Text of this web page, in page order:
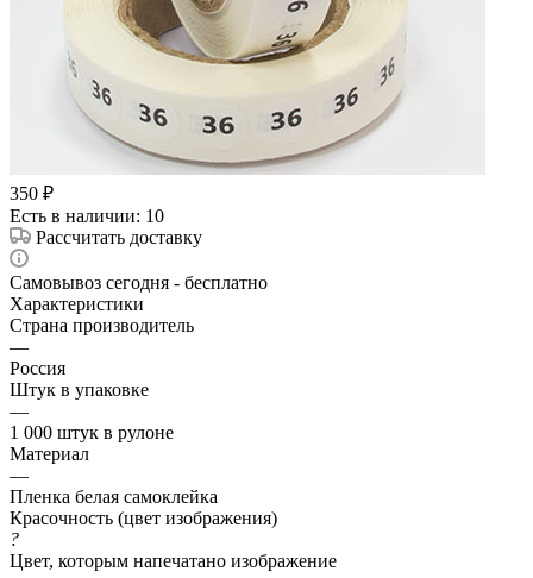
350 ₽
Есть в наличии: 10
Рассчитать доставку
Самовывоз сегодня - бесплатно
Характеристики
Страна производитель
—
Россия
Штук в упаковке
—
1 000 штук в рулоне
Материал
—
Пленка белая самоклейка
Красочность (цвет изображения)
?
Цвет, которым напечатано изображение